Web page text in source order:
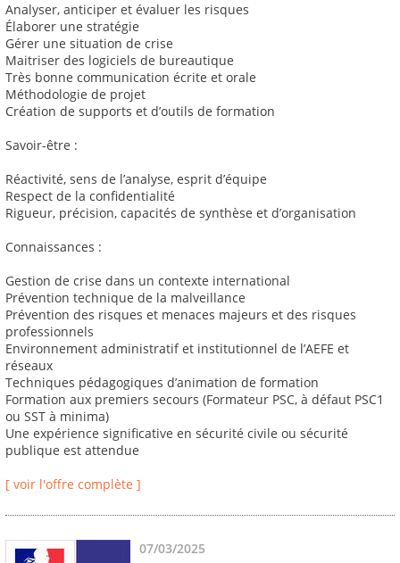
Analyser, anticiper et évaluer les risques
Élaborer une stratégie
Gérer une situation de crise
Maitriser des logiciels de bureautique
Très bonne communication écrite et orale
Méthodologie de projet
Création de supports et d’outils de formation
Savoir-être :
Réactivité, sens de l’analyse, esprit d’équipe
Respect de la confidentialité
Rigueur, précision, capacités de synthèse et d’organisation
Connaissances :
Gestion de crise dans un contexte international
Prévention technique de la malveillance
Prévention des risques et menaces majeurs et des risques
professionnels
Environnement administratif et institutionnel de l’AEFE et
réseaux
Techniques pédagogiques d’animation de formation
Formation aux premiers secours (Formateur PSC, à défaut PSC1
ou SST à minima)
Une expérience significative en sécurité civile ou sécurité
publique est attendue
[ voir l'offre complète ]
07/03/2025